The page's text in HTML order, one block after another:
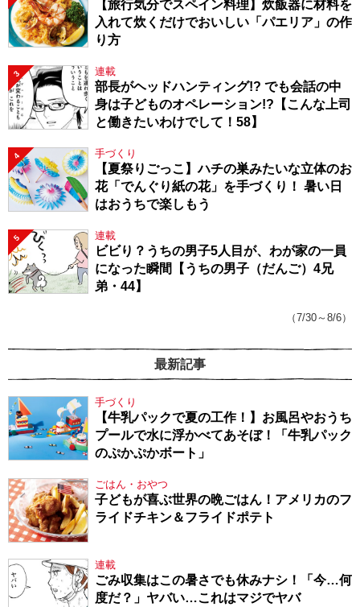
【旅行気分でスペイン料理】炊飯器に材料を
入れて炊くだけでおいしい「パエリア」の作
り方
3 連載
部長がヘッドハンティング!? でも会話の中
身は子どものオペレーション!?【こんな上司
と働きたいわけでして！58】
4 手づくり
【夏祭りごっこ】ハチの巣みたいな立体のお
花「でんぐり紙の花」を手づくり！ 暑い日
はおうちで楽しもう
5 連載
ビビり？うちの男子5人目が、わが家の一員
になった瞬間【うちの男子（だんご）4兄
弟・44】
（7/30～8/6）
最新記事
手づくり
【牛乳パックで夏の工作！】お風呂やおうち
プールで水に浮かべてあそぼ！「牛乳パック
のぷかぷかボート」
ごはん・おやつ
子どもが喜ぶ世界の晩ごはん！アメリカのフ
ライドチキン＆フライドポテト
連載
ごみ収集はこの暑さでも休みナシ！「今…何
度だ？」ヤバい…これはマジでヤバ